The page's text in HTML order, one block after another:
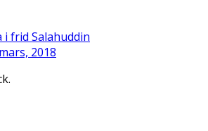
i frid Salahuddin
2018